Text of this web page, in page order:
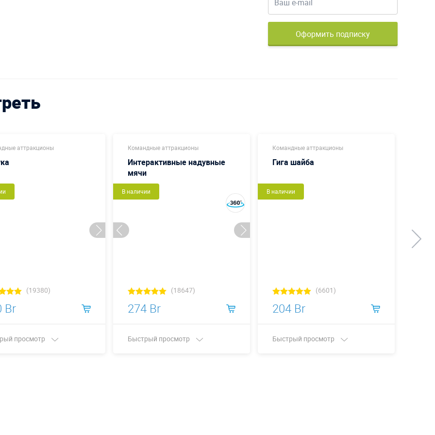
Оформить подписку
аттракционы
(19380)
Br
просмотр
Командные аттракционы
Интерактивные надувные
мячи
В наличии
(18647)
274 Br
Быстрый просмотр
Командные аттракционы
Гига шайба
В наличии
(6601)
204 Br
Быстрый просмотр